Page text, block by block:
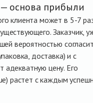
основа прибыли
клиента может в 5-7
Заказчик,
вероятностью
доставка) и с
цену. Его
растет с каждым